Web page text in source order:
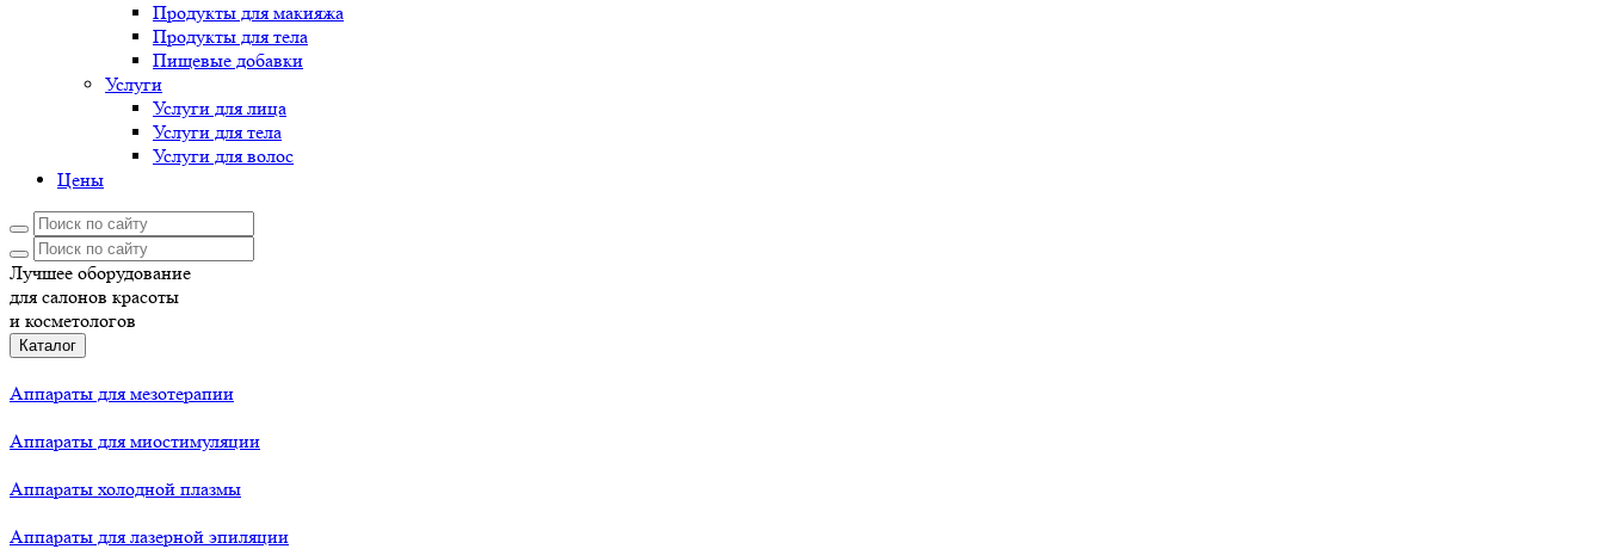
Продукты для макияжа
Продукты для тела
Пищевые добавки
Услуги
Услуги для лица
Услуги для тела
Услуги для волос
Цены
Лучшее оборудование
для салонов красоты
и косметологов
Каталог
Аппараты для мезотерапии
Аппараты для миостимуляции
Аппараты холодной плазмы
Аппараты для лазерной эпиляции